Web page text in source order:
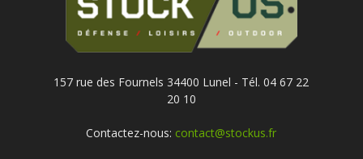
157 rue des Fournels 34400 Lunel - Tél. 04 67 22
20 10
Contactez-nous: contact@stockus.fr